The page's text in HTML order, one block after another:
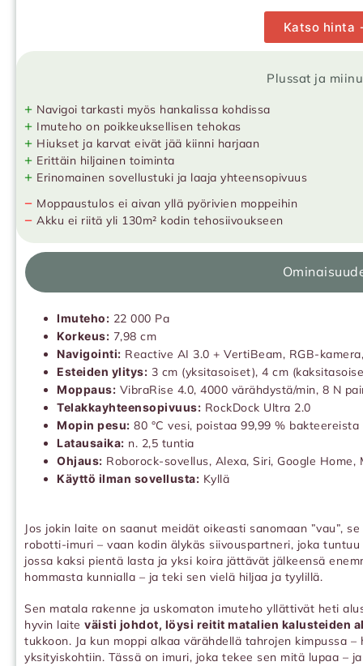
Katso hinta
Plussat ja
+ Navigoi tarkasti myös hankalissa kohdissa
+ Imuteho on poikkeuksellisen tehokas
+ Hiukset ja karvat eivät jää kiinni harjaan
+ Erittäin hiljainen toiminta
+ Erinomainen sovellustuki ja laaja yhteensopivuus
− Moppaustulos ei aivan yllä pyörivien moppeihin
− Akku ei riitä yli 130m² kodin tehosiivoukseen
Imuteho: 22 000 Pa
Korkeus: 7,98 cm
Navigointi: Reactive AI 3.0 + VertiBeam, RGB-
Esteiden ylitys: 3 cm (yksitasoiset), 4 cm
Moppaus: VibraRise 4.0, 4000 värähdystä/min, 8 N
Telakkayhteensopivuus: RockDock Ultra 2.0
Mopin pesu: 80 °C vesi, poistaa 99,99 % bakteereista
Latausaika: n. 2,5 tuntia
Ohjaus: Roborock-sovellus, Alexa, Siri, Google Home,
Käyttö ilman sovellusta: Kyllä
Jos jokin laite on saanut meidät oikeasti sanomaan ”vau”,
robotti-imuri – vaan kodin älykäs siivouspartneri, joka
jossa kaksi pientä lasta ja yksi koira jättävät jälkeensä
hommasta kunnialla – ja teki sen vielä hiljaa ja tyylillä.
Sen matala rakenne ja uskomaton imuteho yllättivät heti
hyvin laite väisti johdot, löysi reitit matalien kalusteiden
tukkoon. Ja kun moppi alkaa värähdellä tahrojen kimpussa
yksityiskohtiin. Tässä on imuri, joka tekee sen mitä lupaa –